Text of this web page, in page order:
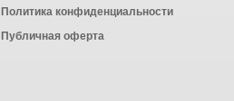
Политика конфиденциальности
Публичная оферта